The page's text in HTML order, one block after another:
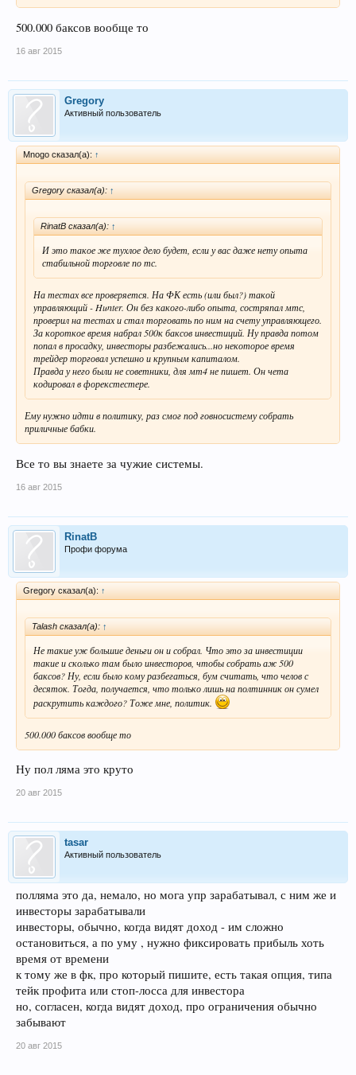
500.000 баксов вообще то
16 авг 2015
Gregory
Активный пользователь
Mnogo сказал(а): ↑
Gregory сказал(а): ↑
RinatB сказал(а): ↑
И это такое же тухлое дело будет, если у вас даже нету опыта
стабильной торговле по тс.
На тестах все проверяется. На ФК есть (или был?) такой
управляющий - Hunter. Он без какого-либо опыта, состряпал мтс,
проверил на тестах и стал торговать по ним на счету управляющего.
За короткое время набрал 500к баксов инвестиций. Ну правда потом
попал в просадку, инвесторы разбежались...но некоторое время
трейдер торговал успешно и крупным капиталом.
Правда у него были не советники, для мт4 не пишет. Он чета
кодировал в форекстестере.
Ему нужно идти в политику, раз смог под говносистему собрать
приличные бабки.
Все то вы знаете за чужие системы.
16 авг 2015
RinatB
Профи форума
Gregory сказал(а): ↑
Talash сказал(а): ↑
Не такие уж большие деньги он и собрал. Что это за инвестиции
такие и сколько там было инвесторов, чтобы собрать аж 500
баксов? Ну, если было кому разбегаться, бум считать, что челов с
десяток. Тогда, получается, что только лишь на полтинник он сумел
раскрутить каждого? Тоже мне, политик.
500.000 баксов вообще то
Ну пол ляма это круто
20 авг 2015
tasar
Активный пользователь
полляма это да, немало, но мога упр зарабатывал, с ним же и
инвесторы зарабатывали
инвесторы, обычно, когда видят доход - им сложно
остановиться, а по уму , нужно фиксировать прибыль хоть
время от времени
к тому же в фк, про который пишите, есть такая опция, типа
тейк профита или стоп-лосса для инвестора
но, согласен, когда видят доход, про ограничения обычно
забывают
20 авг 2015